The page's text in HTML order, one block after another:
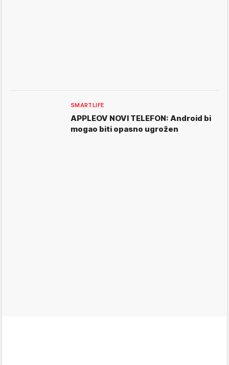
SMARTLIFE
APPLEOV NOVI TELEFON: Android bi
mogao biti opasno ugrožen